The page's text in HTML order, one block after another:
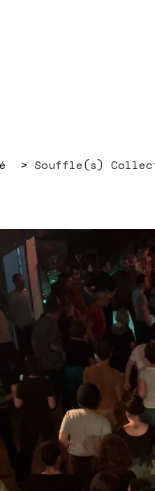
Souffle(s)